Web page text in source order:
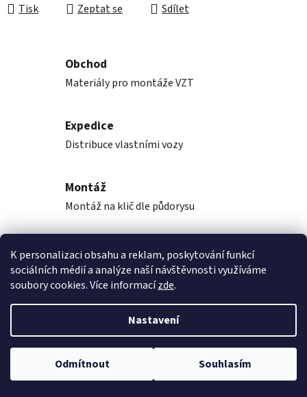
K personalizaci obsahu a reklam, poskytování funkcí
sociálních médií a analýze naší návštěvnosti využíváme
soubory cookies. Více informacízde.
Nastavení
Odmítnout Souhlasím
Tisk Zeptat se Sdílet
Obchod
Materiály pro montáže VZT
Expedice
Distribuce vlastními vozy
Montáž
Montáž na klič dle půdorysu
Popis
Diskuze
Vytvořil Shoptet
Copyright 2026Rekupka, s.r.o.
. Všechna práva vyhrazena.
Upravit nastavení cookies